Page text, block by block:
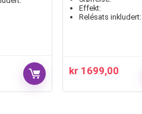
Effekt:
Relésats inkludert:
kr 1699,00